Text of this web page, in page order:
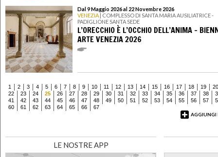
Dal 9 Maggio 2026 al 22 Novembre 2026
VENEZIA | COMPLESSO DI SANTA MARIA AUSILIATRICE -
PADIGLIONE SANTA SEDE
L’ORECCHIO È L’OCCHIO DELL’ANIMA -
ARTE VENEZIA 2026
1 2 3 4 5 6 7 8 9 10 11 12 13 14 15 16 17 18 19
20
22
23 24 25 26 27 28 29 30 31 32 33 34 35 36 37 38
41
42 43 44 45 46 47 48 49 50 51 52 53 54 55 56 57
60
61 62 63 64 65 66
67
AGGIUNGI
LE NOSTRE APP